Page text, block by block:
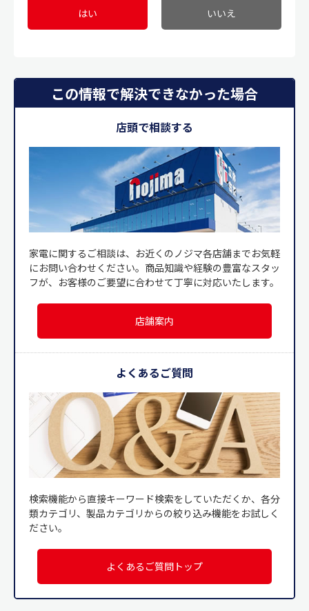
はい いいえ
この情報で解決できなかった場合
店頭で相談する
家電に関するご相談は、お近くのノジマ各店舗までお気軽
にお問い合わせください。商品知識や経験の豊富なスタッ
フが、お客様のご要望に合わせて丁寧に対応いたします。
店舗案内
よくあるご質問
検索機能から直接キーワード検索をしていただくか、各分
類カテゴリ、製品カテゴリからの絞り込み機能をお試しく
ださい。
よくあるご質問トップ